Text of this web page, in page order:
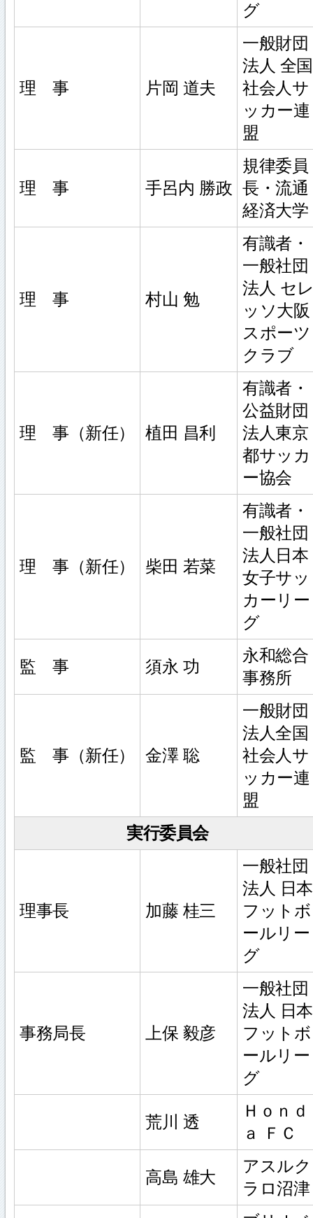
グ
理 事 片岡 道夫
一般財団
法人 全国
社会人サ
ッカー連
盟
理 事 手呂内 勝政
規律委員
長・流通
経済大学
理 事 村山 勉
有識者・
一般社団
法人 セ
ッソ大阪
スポーツ
クラブ
理 事（新任） 植田 昌利
有識者・
公益財団
法人東京
都サッカ
ー協会
理 事（新任） 柴田 若菜
有識者・
一般社団
法人日本
女子サッ
カーリー
グ
監 事 須永 功
永和総合
事務所
監 事（新任） 金澤 聡
一般財団
法人全国
社会人サ
ッカー連
盟
実行委員会
理事長 加藤 桂三
一般社団
法人 日本
フットボ
ールリー
グ
事務局長 上保 毅彦
一般社団
法人 日本
フットボ
ールリー
グ
荒川 透
Ｈｏｎｄ
ａ ＦＣ
高島 雄大
アスルク
ラロ沼津